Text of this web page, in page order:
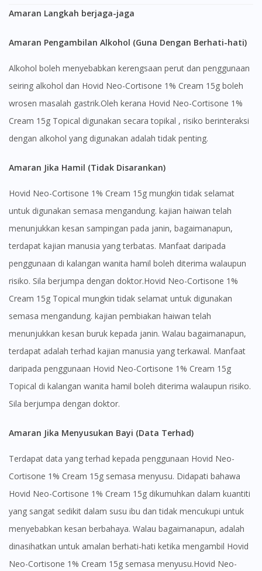
Visit DoctorOnCall Singapore
Amaran Langkah berjaga-jaga
Amaran Pengambilan Alkohol (Guna Dengan Berhati-hati)
Alkohol boleh menyebabkan kerengsaan perut dan penggunaan
seiring alkohol dan Hovid Neo-Cortisone 1% Cream 15g boleh
wrosen masalah gastrik.Oleh kerana Hovid Neo-Cortisone 1%
Cream 15g Topical digunakan secara topikal , risiko berinteraksi
dengan alkohol yang digunakan adalah tidak penting.
Amaran Jika Hamil (Tidak Disarankan)
Hovid Neo-Cortisone 1% Cream 15g mungkin tidak selamat
untuk digunakan semasa mengandung. kajian haiwan telah
menunjukkan kesan sampingan pada janin, bagaimanapun,
terdapat kajian manusia yang terbatas. Manfaat daripada
penggunaan di kalangan wanita hamil boleh diterima walaupun
risiko. Sila berjumpa dengan doktor.Hovid Neo-Cortisone 1%
Cream 15g Topical mungkin tidak selamat untuk digunakan
semasa mengandung. kajian pembiakan haiwan telah
menunjukkan kesan buruk kepada janin. Walau bagaimanapun,
terdapat adalah terhad kajian manusia yang terkawal. Manfaat
daripada penggunaan Hovid Neo-Cortisone 1% Cream 15g
Topical di kalangan wanita hamil boleh diterima walaupun risiko.
Sila berjumpa dengan doktor.
Amaran Jika Menyusukan Bayi (Data Terhad)
Terdapat data yang terhad kepada penggunaan Hovid Neo-
Cortisone 1% Cream 15g semasa menyusu. Didapati bahawa
Hovid Neo-Cortisone 1% Cream 15g dikumuhkan dalam kuantiti
yang sangat sedikit dalam susu ibu dan tidak mencukupi untuk
menyebabkan kesan berbahaya. Walau bagaimanapun, adalah
dinasihatkan untuk amalan berhati-hati ketika mengambil Hovid
Neo-Cortisone 1% Cream 15g semasa menyusu.Hovid Neo-